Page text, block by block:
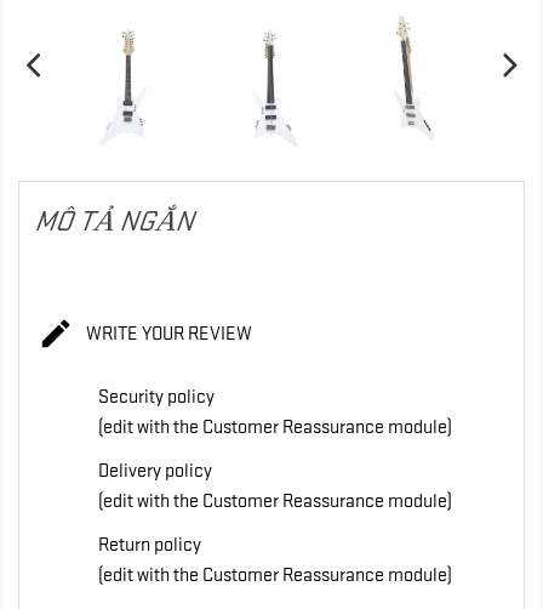
MÔ TẢ NGẮN
 WRITE YOUR REVIEW
Security policy
(edit with the Customer Reassurance module)
Delivery policy
(edit with the Customer Reassurance module)
Return policy
(edit with the Customer Reassurance module)